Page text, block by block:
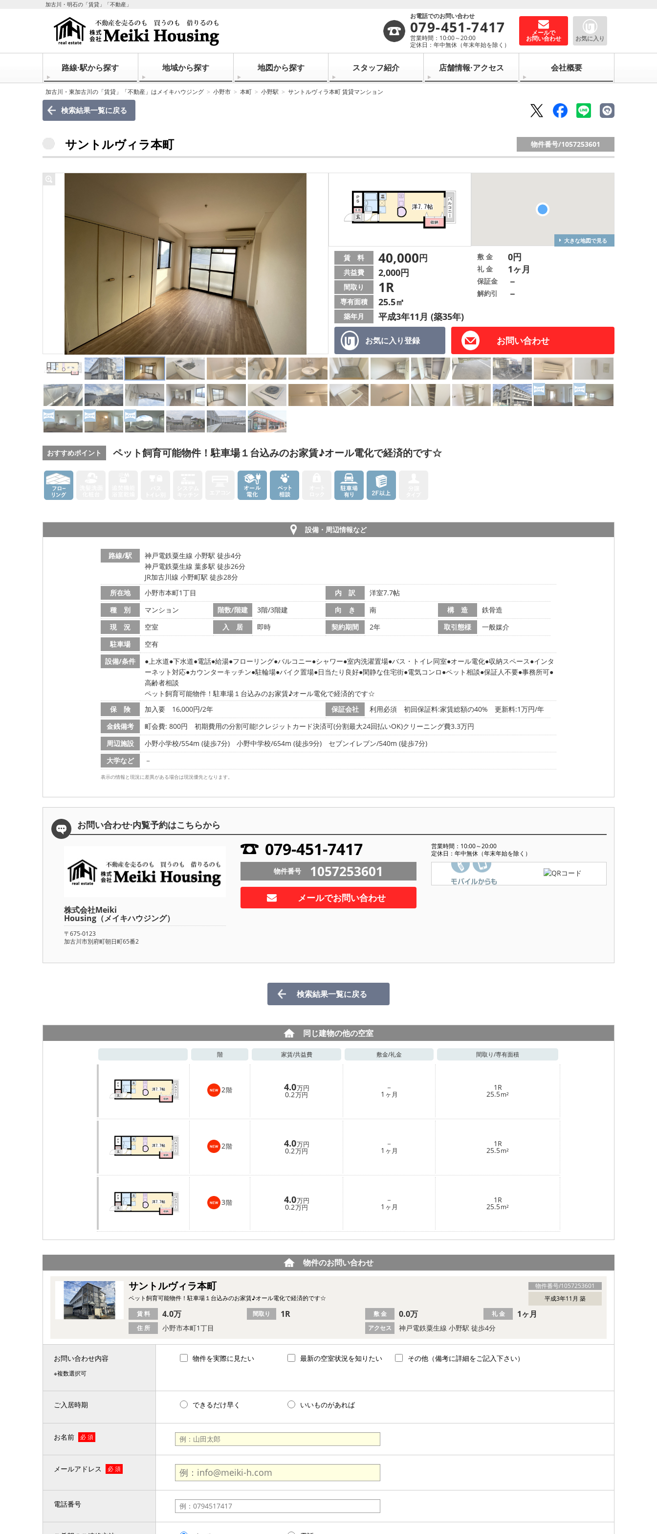
加古川・明石の「賃貸」「不動産」
お電話でのお問い合わせ
079-451-7417
営業時間：10:00～20:00
定休日：年中無休（年末年始を除く）
メールで
お問い合わせ お気に入り
路線·駅から探す 地域から探す 地図から探す スタッフ紹介 店舗情報·アクセス 会社概要
加古川・東加古川の「賃貸」「不動産」はメイキハウジング 小野市 本町 小野駅 サントルヴィラ本町 賃貸マンション
検索結果一覧に戻る
サントルヴィラ本町 物件番号/1057253601
大きな地図で見る
お気に入り登録 お問い合わせ
賃 料 40,000円
共益費 2,000円
間取り 1R
専有面積 25.5㎡
築年月 平成3年11月 (築35年)
敷 金 0円
礼 金 1ヶ月
保証金 －
解約引 －
おすすめポイント ペット飼育可能物件！駐車場１台込みのお家賃♪オール電化で経済的です☆
設備・周辺情報など
路線/駅
神戸電鉄粟生線 小野駅 徒歩4分
神戸電鉄粟生線 葉多駅 徒歩26分
JR加古川線 小野町駅 徒歩28分
所在地
小野市本町1丁目 内 訳
洋室7.7帖
種 別
マンション 階数/階建 3階/3階建 向 き 南 構 造
鉄骨造
現 況
空室 入 居 即時 契約期間 2年 取引態様
一般媒介
駐車場
空有
設備/条件
上水道 下水道 電話 給湯 フローリング バルコニー シャワー 室内洗濯置場 バス・トイレ同室 オール電化 収納スペース インタ
ーネット対応 カウンターキッチン 駐輪場 バイク置場 日当たり良好 閑静な住宅街 電気コンロ ペット相談 保証人不要 事務所可
高齢者相談
ペット飼育可能物件！駐車場１台込みのお家賃♪オール電化で経済的です☆
保 険
加入要 16,000円/2年 保証会社
利用必須 初回保証料:家賃総額の40% 更新料:1万円/年
金銭備考
町会費: 800円
初期費用の分割可能!クレジットカード決済可(分割最大24回払いOK)クリーニング費3.3万円
周辺施設
小野小学校/554m (徒歩7分) 小野中学校/654m (徒歩9分)
セブンイレブン/540m (徒歩7分)
大学など
－
表示の情報と現況に差異がある場合は現況優先となります。
お問い合わせ·内覧予約はこちらから
株式会社Meiki
Housing（メイキハウジング）
〒675-0123
加古川市別府町朝日町65番2
079-451-7417
営業時間：10:00～20:00
定休日：年中無休（年末年始を除く）
物件番号 1057253601
メールでお問い合わせ
検索結果一覧に戻る
同じ建物の他の空室
階 家賃/共益費 敷金/礼金 間取り/専有面積
2階 4.0万円
0.2万円
－
1 ヶ月
1R
25.5m²
2階 4.0万円
0.2万円
－
1 ヶ月
1R
25.5m²
3階 4.0万円
0.2万円
－
1 ヶ月
1R
25.5m²
物件のお問い合わせ
物件番号/1057253601
サントルヴィラ本町
平成3年11月 築
ペット飼育可能物件！駐車場１台込みのお家賃♪オール電化で経済的です☆
住 所 小野市本町1丁目 アクセス 神戸電鉄粟生線 小野駅 徒歩4分
賃 料 4.0万 間取り 1R 敷 金 0.0万 礼 金 1ヶ月
お問い合わせ内容
※複数選択可
物件を実際に見たい 最新の空室状況を知りたい その他（備考に詳細をご記入下さい）
ご入居時期 できるだけ早く いいものがあれば
お名前 必 須
メールアドレス 必 須
電話番号